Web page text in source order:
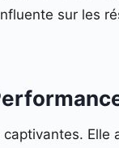
sur les